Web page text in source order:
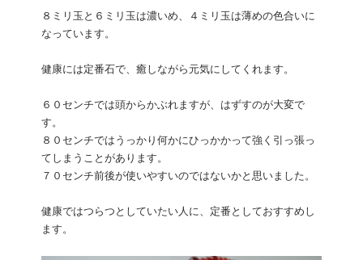
８ミリ玉と６ミリ玉は濃いめ、４ミリ玉は薄めの色合いに
なっています。
健康には定番石で、癒しながら元気にしてくれます。
６０センチでは頭からかぶれますが、はずすのが大変で
す。
８０センチではうっかり何かにひっかかって強く引っ張っ
てしまうことがあります。
７０センチ前後が使いやすいのではないかと思いました。
健康ではつらつとしていたい人に、定番としておすすめし
ます。